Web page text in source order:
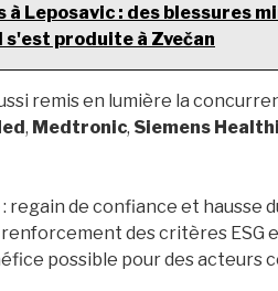
à Leposavic : des blessures
produite à Zvečan
remis en lumière la
, Medtronic, Siemens
: regain de confiance et hausse
renforcement des critères ESG
possible pour des acteurs